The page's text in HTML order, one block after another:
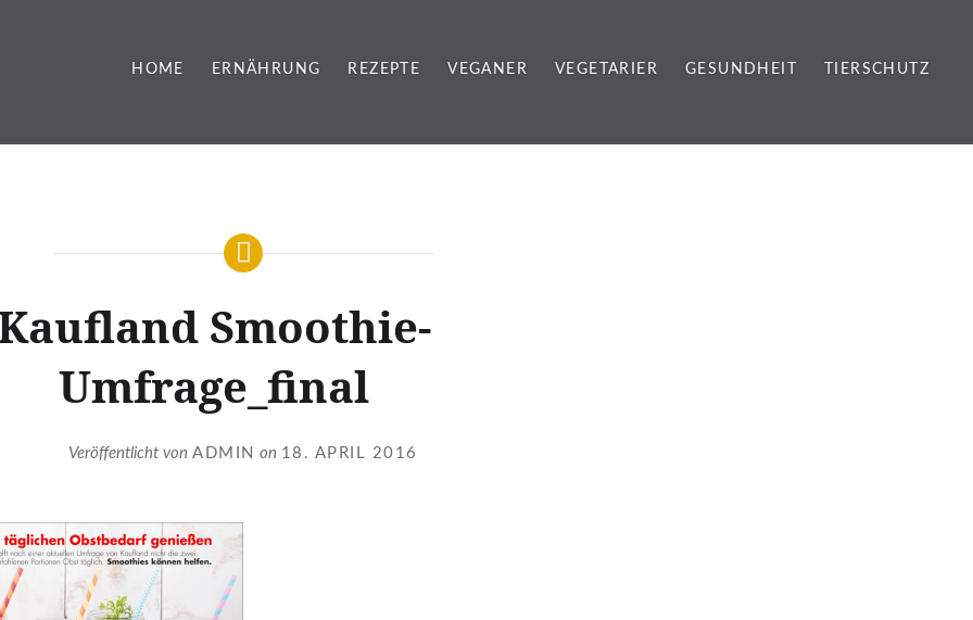
HOME ERNÄHRUNG REZEPTE VEGANER VEGETARIER GESUNDHEIT TIERSCHUTZ
Smoothie-
Umfrage_final
Veröffentlicht vonADMIN on 18. APRIL 2016